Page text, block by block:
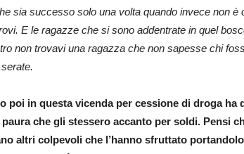
sia successo solo una volta quando invece non è
E le ragazze che si sono addentrate in quel
non trovavi una ragazza che non sapesse chi
poi in questa vicenda per cessione di droga ha
paura che gli stessero accanto per soldi. Pensi
altri colpevoli che l’hanno sfruttato